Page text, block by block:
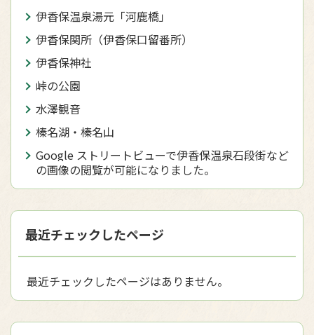
伊香保温泉湯元「河鹿橋」
伊香保関所（伊香保口留番所）
伊香保神社
峠の公園
水澤観音
榛名湖・榛名山
Google ストリートビューで伊香保温泉石段街など
の画像の閲覧が可能になりました。
最近チェックしたページ
最近チェックしたページはありません。